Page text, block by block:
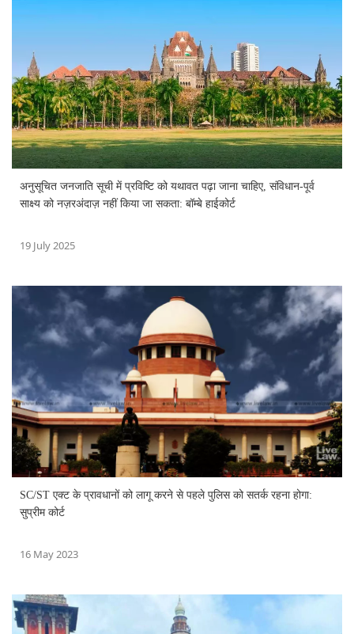
अनुसूचित जनजाति सूची में प्रविष्टि को यथावत पढ़ा जाना चाहिए, संविधान-पूर्व
साक्ष्य को नज़रअंदाज़ नहीं किया जा सकता: बॉम्बे हाईकोर्ट
19 July 2025
SC/ST एक्ट के प्रावधानों को लागू करने से पहले पुलिस को सतर्क रहना होगा:
सुप्रीम कोर्ट
16 May 2023